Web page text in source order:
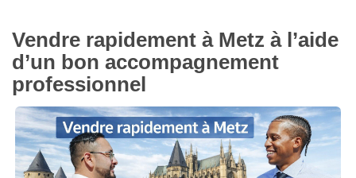
Vendre rapidement à Metz à l’aide
d’un bon accompagnement
professionnel